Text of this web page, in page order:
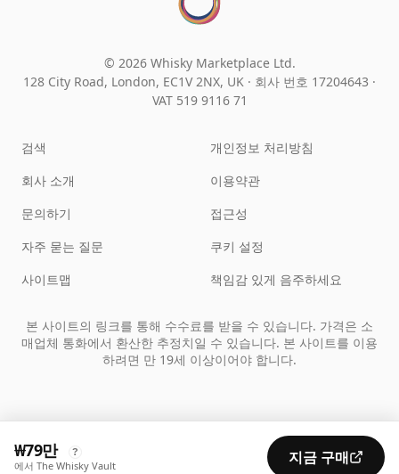
₩79만 ?
에서 The Whisky Vault 지금 구매
© 2026 Whisky Marketplace Ltd.
128 City Road, London, EC1V 2NX, UK · 회사 번호 17204643 ·
VAT 519 9116 71
검색
회사 소개
문의하기
자주 묻는 질문
사이트맵
개인정보 처리방침
이용약관
접근성
쿠키 설정
책임감 있게 음주하세요
본 사이트의 링크를 통해 수수료를 받을 수 있습니다. 가격은 소
매업체 통화에서 환산한 추정치일 수 있습니다. 본 사이트를 이용
하려면 만 19세 이상이어야 합니다.